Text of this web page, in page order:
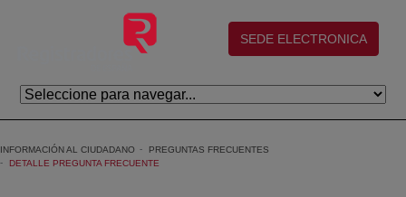
Saltar al contenido principal
(abre en nueva ventana)
SEDE ELECTRONICA
INFORMACIÓN AL CIUDADANO
PREGUNTAS FRECUENTES
DETALLE PREGUNTA FRECUENTE